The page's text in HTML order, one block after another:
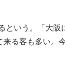
いう。「大阪
る客も多い。